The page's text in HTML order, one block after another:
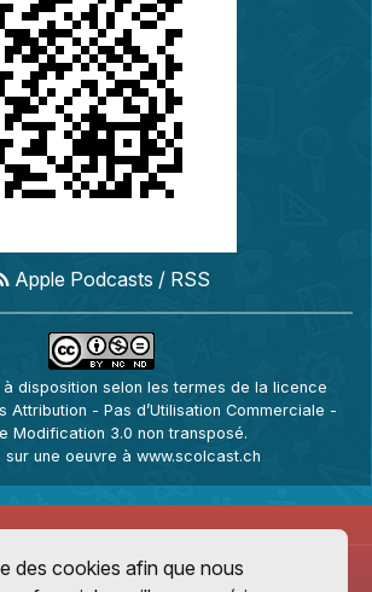
Apple Podcasts / RSS
à disposition selon les termes de la licence
Attribution - Pas d’Utilisation Commerciale -
Modification 3.0 non transposé.
sur une oeuvre à www.scolcast.ch
des cookies afin que nous